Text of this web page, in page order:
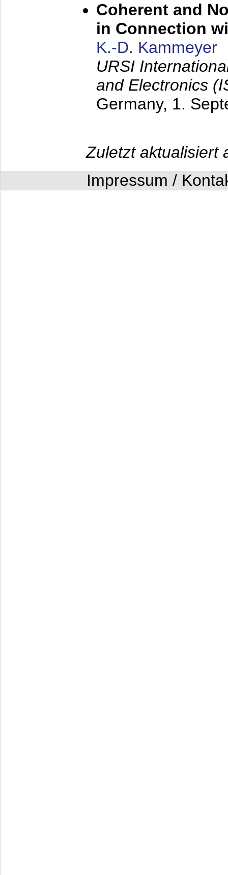
Coherent and
in Connection
K.-D. Kammeyer
URSI
and Electronics
Germany, 1.
Zuletzt aktualisiert
Impressum /